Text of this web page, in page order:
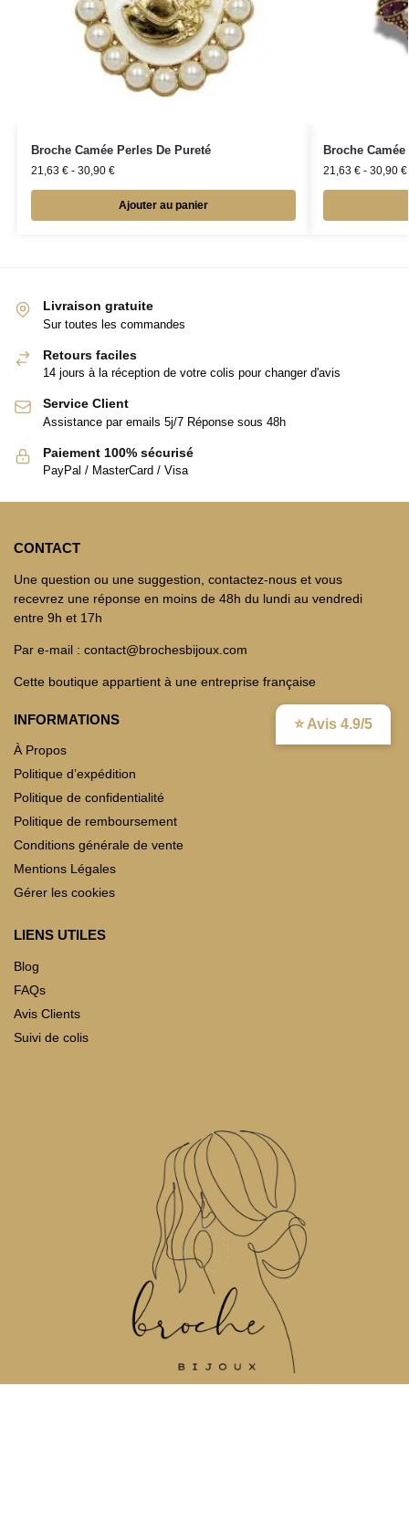
⭐ Avis 4.9/5
Broche Camée Perles De Pureté
21,63 €- 30,90 €
Ajouter au panier
Broche
21,63 €- 30,90 €
Livraison gratuite
Sur toutes les commandes
Retours faciles
14 jours à la réception de votre colis pour changer d'avis
Service Client
Assistance par emails 5j/7 Réponse sous 48h
Paiement 100% sécurisé
PayPal / MasterCard / Visa
CONTACT
Une question ou une suggestion, contactez-nous et vous
recevrez une réponse en moins de 48h du lundi au vendredi
entre 9h et 17h
Par e-mail : contact@brochesbijoux.com
Cette boutique appartient à une entreprise française
INFORMATIONS
À Propos
Politique d’expédition
Politique de confidentialité
Politique de remboursement
Conditions générale de vente
Mentions Légales
Gérer les cookies
LIENS UTILES
Blog
FAQs
Avis Clients
Suivi de colis